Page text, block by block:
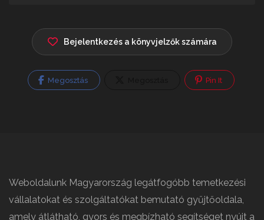
Bejelentkezés a könyvjelzők számára
Megosztás Pin It
Weboldalunk Magyarország legátfogóbb temetkezési
vállalatokat és szolgáltatókat bemutató gyűjtőoldala,
amely átlátható, gyors és megbízható segítséget nyújt a